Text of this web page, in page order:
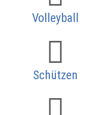
Volleyball
Schützen